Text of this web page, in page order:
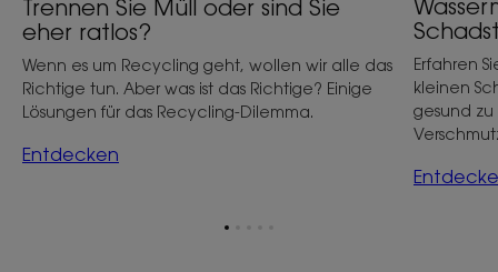
Trennen Sie Müll oder sind Sie
eher ratlos?
Wenn es um Recycling geht, wollen wir alle das
Richtige tun. Aber was ist das Richtige? Einige
Lösungen für das Recycling-Dilemma.
Entdecken
Erfahren
kleinen
gesund
Zum